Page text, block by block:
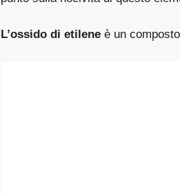
L’ossido di etilene è un